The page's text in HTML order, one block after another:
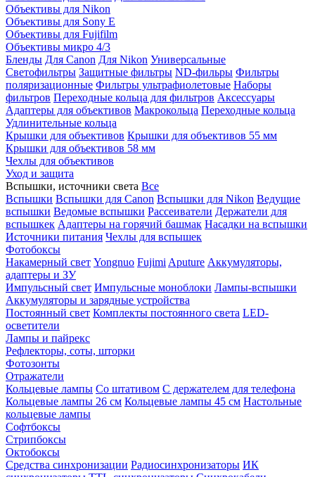
Объективы для Nikon
Объективы для Sony E
Объективы для Fujifilm
Объективы микро 4/3
Бленды Для Canon Для Nikon Универсальные
Светофильтры Защитные фильтры ND-фильры Фильтры
поляризационные Фильтры ультрафиолетовые Наборы
фильтров Переходные кольца для фильтров Аксессуары
Адаптеры для объективов Макрокольца Переходные кольца
Удлинительные кольца
Крышки для объективов Крышки для объективов 55 мм
Крышки для объективов 58 мм
Чехлы для объективов
Уход и защита
Вспышки, источники света Все
Вспышки Вспышки для Canon Вспышки для Nikon Ведущие
вспышки Ведомые вспышки Рассеиватели Держатели для
вспышкек Адаптеры на горячий башмак Насадки на вспышки
Источники питания Чехлы для вспышек
Фотобоксы
Накамерный свет Yongnuo Fujimi Aputure Аккумуляторы,
адаптеры и ЗУ
Импульсный свет Импульсные моноблоки Лампы-вспышки
Аккумуляторы и зарядные устройства
Постоянный свет Комплекты постоянного света LED-
осветители
Лампы и пайрекс
Рефлекторы, соты, шторки
Фотозонты
Отражатели
Кольцевые лампы Со штативом С держателем для телефона
Кольцевые лампы 26 см Кольцевые лампы 45 см Настольные
кольцевые лампы
Софтбоксы
Стрипбоксы
Октобоксы
Средства синхронизации Радиосинхронизаторы ИК